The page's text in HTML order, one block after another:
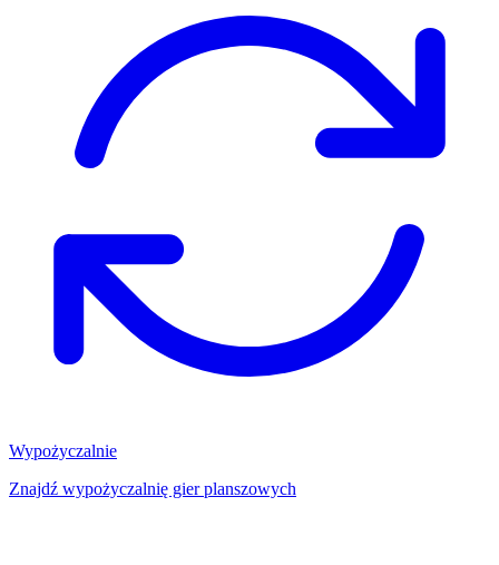
Wypożyczalnie
Znajdź wypożyczalnię gier planszowych